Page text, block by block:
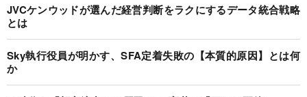
JVCケンウッドが選んだ経営判断をラクにするデータ統合戦略
とは
Sky執行役員が明かす、SFA定着失敗の【本質的原因】とは何
か